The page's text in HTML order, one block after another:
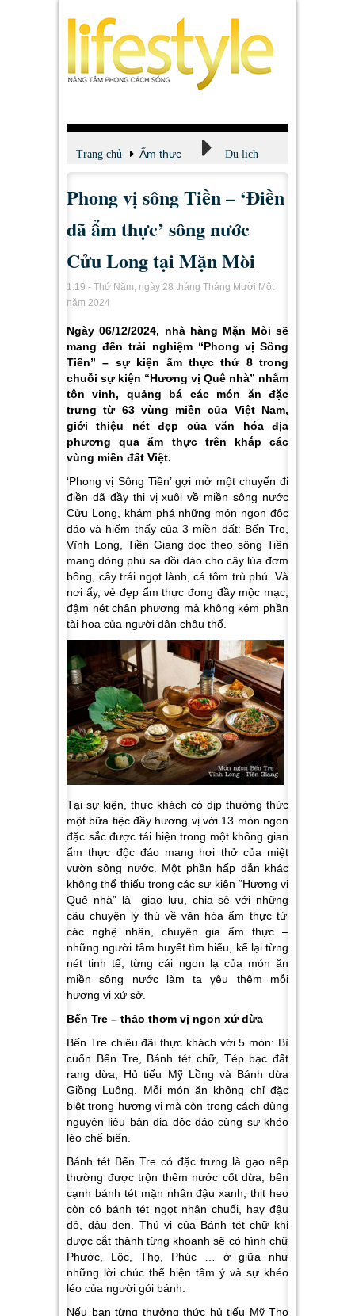
Trang chủ Ẩm thực Du lịch
Phong vị sông Tiền – ‘Điền
dã ẩm thực’ sông nước
Cửu Long tại Mặn Mòi
1:19 - Thứ Năm, ngày 28 tháng Tháng Mười Một
năm 2024
Ngày 06/12/2024, nhà hàng Mặn Mòi sẽ
mang đến trải nghiệm “Phong vị Sông
Tiền” – sự kiện ẩm thực thứ 8 trong
chuỗi sự kiện “Hương vị Quê nhà” nhằm
tôn vinh, quảng bá các món ăn đặc
trưng từ 63 vùng miền của Việt Nam,
giới thiệu nét đẹp của văn hóa địa
phương qua ẩm thực trên khắp các
vùng miền đất Việt.
‘Phong vị Sông Tiền’ gợi mở một chuyến đi
điền dã đầy thi vị xuôi về miền sông nước
Cửu Long, khám phá những món ngon độc
đáo và hiếm thấy của 3 miền đất: Bến Tre,
Vĩnh Long, Tiền Giang dọc theo sông Tiền
mang dòng phù sa dồi dào cho cây lúa đơm
bông, cây trái ngọt lành, cá tôm trù phú. Và
nơi ấy, vẻ đẹp ẩm thực đong đầy mộc mạc,
đậm nétchân phương mà không kém phần
tài hoa của người dân châu thổ.
Tại sự kiện, thực khách có dịp thưởng thức
một bữa tiệc đầy hương vị với 13 món ngon
đặc sắc được tái hiện trong một không gian
ẩm thực độc đáo mang hơi thở của miệt
vườn sông nước. Một phần hấp dẫn khác
không thể thiếu trong các sự kiện “Hương vị
Quê nhà” là giao lưu, chia sẻ với những
câu chuyện lý thú về văn hóa ẩm thực từ
các nghệ nhân, chuyên gia ẩm thực –
những người tâm huyết tìm hiểu, kể lại từng
nét tinh tế, từng cái ngon lạ của món ăn
miền sông nước làm ta yêu thêm mỗi
hương vị xứ sở.
Bến Tre – thảo thơm vị ngon xứ dừa
Bến Trechiêu đãi thực khách với 5 món: Bì
cuốn Bến Tre, Bánh tét chữ, Tép bạc đất
rang dừa, Hủ tiếu Mỹ Lồng và Bánh dừa
Giồng Luông . Mỗi món ăn không chỉ đặc
biệt trong hương vị mà còn trong cách dùng
nguyên liệu bản địa độc đáo cùng sự khéo
léo chế biến.
Bánh tét Bến Tre có đặc trưng là gạo nếp
thường được trộn thêm nước cốt dừa, bên
cạnh bánh tét mặn nhân đậu xanh, thịt heo
còn có bánh tét ngọt nhân chuối, hay đậu
đỏ, đậu đen. Thú vị của Bánh tét chữ khi
được cắt thành từng khoanh sẽ có hình chữ
Phước, Lộc, Thọ, Phúc … ở giữa như
những lời chúc thể hiện tâm ý và sự khéo
léo của người gói bánh.
Nếu bạn từng thưởng thức hủ tiếu Mỹ Tho